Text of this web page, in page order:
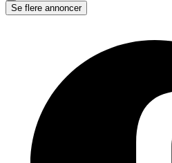
Se flere annoncer